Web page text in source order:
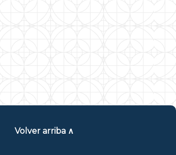
Volver arriba ∧